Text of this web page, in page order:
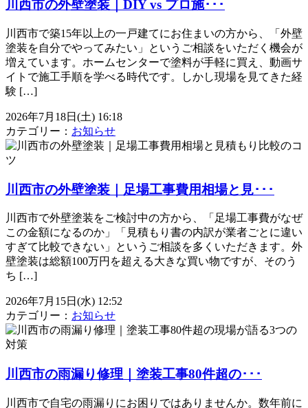
川西市の外壁塗装｜DIY vs プロ施･･･
川西市で築15年以上の一戸建てにお住まいの方から、「外壁
塗装を自分でやってみたい」というご相談をいただく機会が
増えています。ホームセンターで塗料が手軽に買え、動画サ
イトで施工手順を学べる時代です。しかし現場を見てきた経
験 […]
2026年7月18日(土) 16:18
カテゴリー： お知らせ
川西市の外壁塗装｜足場工事費用相場と見･･･
川西市で外壁塗装をご検討中の方から、「足場工事費がなぜ
この金額になるのか」「見積もり書の内訳が業者ごとに違い
すぎて比較できない」というご相談を多くいただきます。外
壁塗装は総額100万円を超える大きな買い物ですが、そのう
ち […]
2026年7月15日(水) 12:52
カテゴリー： お知らせ
川西市の雨漏り修理｜塗装工事80件超の･･･
川西市で自宅の雨漏りにお困りではありませんか。数年前に